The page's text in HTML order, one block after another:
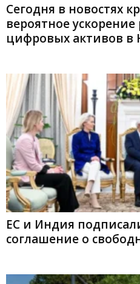
Сегодня в новостях
вероятное
цифровых активов в
ЕС и Индия
соглашение о